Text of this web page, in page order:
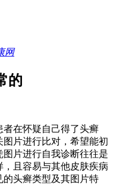
网
的
在怀疑自己得了头癣
片进行比对，希望能初
片进行自我诊断往往是
且容易与其他皮肤疾病
头癣类型及其图片特